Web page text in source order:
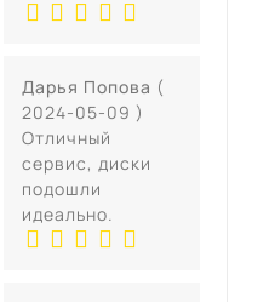
Дарья Попова (
2024-05-09 )
Отличный
сервис, диски
подошли
идеально.